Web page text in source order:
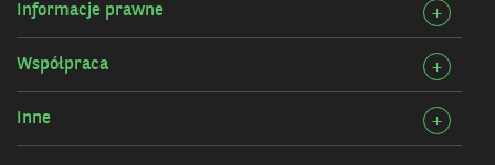
w
Informacje prawne +
Współpraca +
Inne +